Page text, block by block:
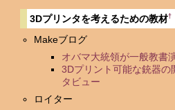
3Dプリンタを考えるための教材†
Makeブログ
オバマ大統領が一般教書
3Dプリント可能な銃器の
タビュー
ロイター